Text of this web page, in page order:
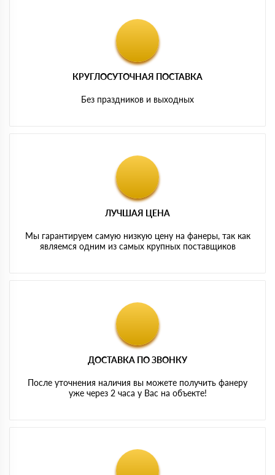
КРУГЛОСУТОЧНАЯ ПОСТАВКА
Без праздников и выходных
ЛУЧШАЯ ЦЕНА
Мы гарантируем самую низкую цену на фанеры, так как
являемся одним из самых крупных поставщиков
ДОСТАВКА ПО ЗВОНКУ
После уточнения наличия вы можете получить фанеру
уже через 2 часа у Вас на объекте!